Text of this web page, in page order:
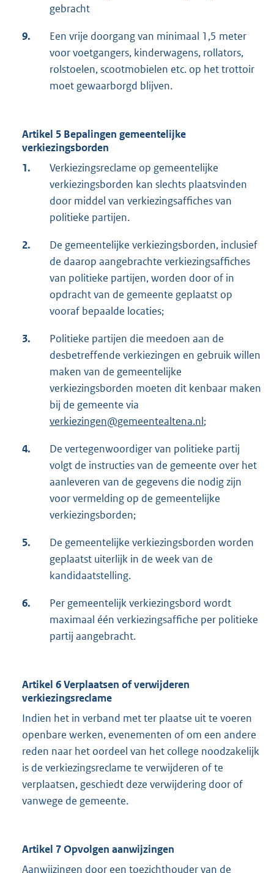
gebracht
9.
Een vrije doorgang van minimaal 1,5 meter
voor voetgangers, kinderwagens, rollators,
rolstoelen, scootmobielen etc. op het trottoir
moet gewaarborgd blijven.
Artikel 5 Bepalingen gemeentelijke
verkiezingsborden
1.
Verkiezingsreclame op gemeentelijke
verkiezingsborden kan slechts plaatsvinden
door middel van verkiezingsaffiches van
politieke partijen.
2.
De gemeentelijke verkiezingsborden, inclusief
de daarop aangebrachte verkiezingsaffiches
van politieke partijen, worden door of in
opdracht van de gemeente geplaatst op
vooraf bepaalde locaties;
3.
Politieke partijen die meedoen aan de
desbetreffende verkiezingen en gebruik willen
maken van de gemeentelijke
verkiezingsborden moeten dit kenbaar maken
bij de gemeente via
verkiezingen@gemeentealtena.nl;
4.
De vertegenwoordiger van politieke partij
volgt de instructies van de gemeente over het
aanleveren van de gegevens die nodig zijn
voor vermelding op de gemeentelijke
verkiezingsborden;
5.
De gemeentelijke verkiezingsborden worden
geplaatst uiterlijk in de week van de
kandidaatstelling.
6.
Per gemeentelijk verkiezingsbord wordt
maximaal één verkiezingsaffiche per politieke
partij aangebracht.
Artikel 6 Verplaatsen of verwijderen
verkiezingsreclame
Indien het in verband met ter plaatse uit te voeren
openbare werken, evenementen of om een andere
reden naar het oordeel van het college noodzakelijk
is de verkiezingsreclame te verwijderen of te
verplaatsen, geschiedt deze verwijdering door of
vanwege de gemeente.
Artikel 7 Opvolgen aanwijzingen
Aanwijzingen door een toezichthouder van de